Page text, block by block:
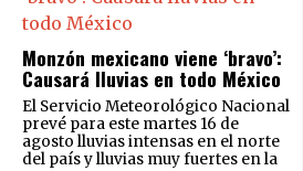
Monzón mexicano viene ‘bravo’:
Causará lluvias en todo México
El Servicio Meteorológico Nacional
prevé para este martes 16 de
agosto lluvias intensas en el norte
del país y lluvias muy fuertes en la